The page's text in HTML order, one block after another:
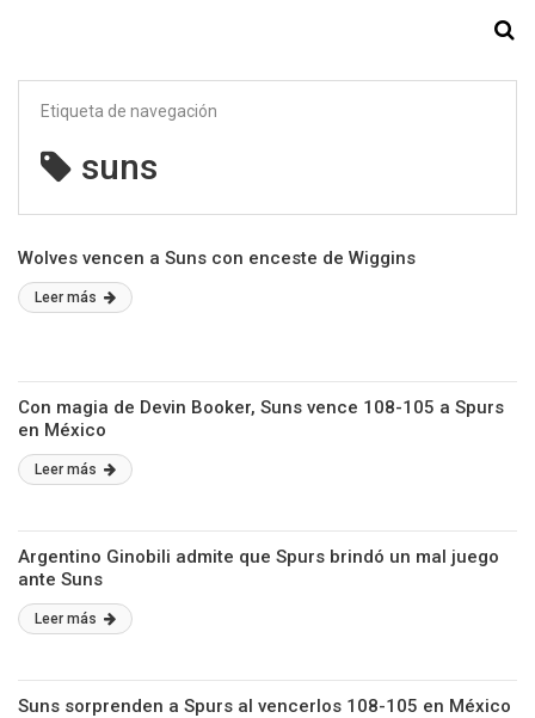
Etiqueta de navegación
suns
Wolves vencen a Suns con enceste de Wiggins
Leer más
Con magia de Devin Booker, Suns vence 108-105 a Spurs
en México
Leer más
Argentino Ginobili admite que Spurs brindó un mal juego
ante Suns
Leer más
Suns sorprenden a Spurs al vencerlos 108-105 en México